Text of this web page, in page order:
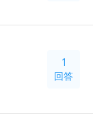
1
回答